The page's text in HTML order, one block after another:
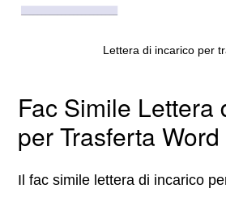
Lettera di incarico per
Fac Simile Lettera
per Trasferta Word
Il fac simile lettera di incarico